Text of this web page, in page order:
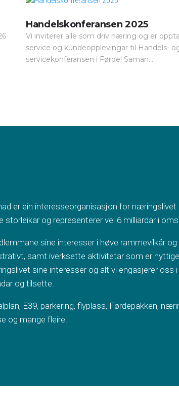
Handelskonferansen 2025
Vi inviterer alle som driv næring og er
service og kundeopplevingar til Handels-
servicekonferansen i Førde! Saman...
er ein interesseorganisasjon for næringslivet
storleikar og representerer vel 6 milliardar i
sine interesser i høve rammevilkår
samt iverksette aktivitetar som er
sine interesser og alt vi engasjerer
og tilsette.
E39, parkering, flyplass, Førdepakken,
og mange fleire.